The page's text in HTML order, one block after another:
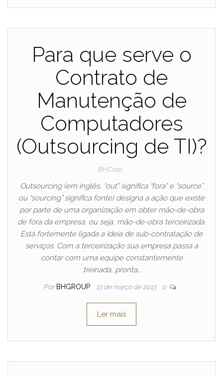
Para que serve o
Contrato de
Manutenção de
Computadores
(Outsourcing de TI)?
BHCorp
Outsourcing (em inglês, “out” significa “fora” e “source”
ou “sourcing” significa fonte) designa a ação que existe
por parte de uma organização em obter mão-de-obra
de fora da empresa, ou seja, mão-de-obra terceirizada.
Está fortemente ligada a ideia de sub-contratação de
serviços. Com a terceirização sua empresa passa a
contar com uma equipe constantemente
treinada, pronta…
Por BHGROUP 13 de março de 2013 0
Ler mais